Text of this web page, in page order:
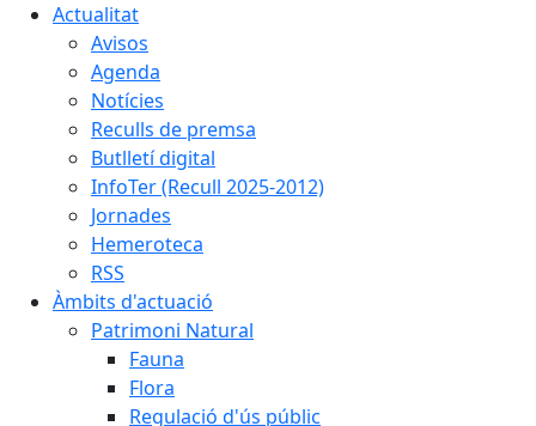
Actualitat
Avisos
Agenda
Notícies
Reculls de premsa
Butlletí digital
InfoTer (Recull 2025-2012)
Jornades
Hemeroteca
RSS
Àmbits d'actuació
Patrimoni Natural
Fauna
Flora
Regulació d'ús públic